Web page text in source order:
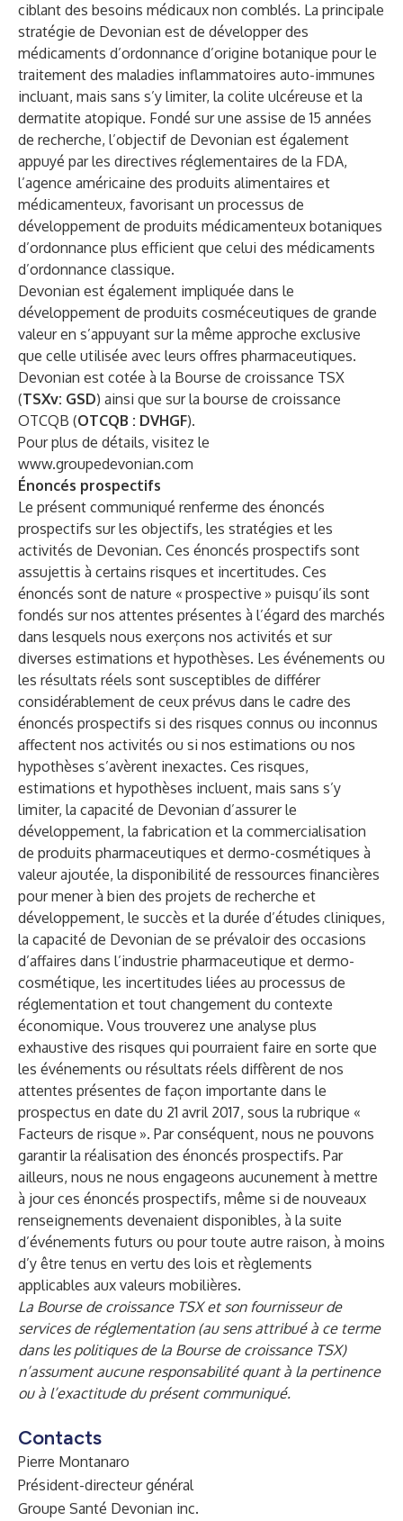
ciblant des besoins médicaux non comblés. La principale
stratégie de Devonian est de développer des
médicaments d’ordonnance d’origine botanique pour le
traitement des maladies inflammatoires auto-immunes
incluant, mais sans s’y limiter, la colite ulcéreuse et la
dermatite atopique. Fondé sur une assise de 15 années
de recherche, l’objectif de Devonian est également
appuyé par les directives réglementaires de la FDA,
l’agence américaine des produits alimentaires et
médicamenteux, favorisant un processus de
développement de produits médicamenteux botaniques
d’ordonnance plus efficient que celui des médicaments
d’ordonnance classique.
Devonian est également impliquée dans le
développement de produits cosméceutiques de grande
valeur en s’appuyant sur la même approche exclusive
que celle utilisée avec leurs offres pharmaceutiques.
Devonian est cotée à la Bourse de croissance TSX
(TSXv: GSD) ainsi que sur la bourse de croissance
OTCQB (OTCQB : DVHGF).
Pour plus de détails, visitez le
www.groupedevonian.com
Énoncés prospectifs
Le présent communiqué renferme des énoncés
prospectifs sur les objectifs, les stratégies et les
activités de Devonian. Ces énoncés prospectifs sont
assujettis à certains risques et incertitudes. Ces
énoncés sont de nature « prospective » puisqu’ils sont
fondés sur nos attentes présentes à l’égard des marchés
dans lesquels nous exerçons nos activités et sur
diverses estimations et hypothèses. Les événements ou
les résultats réels sont susceptibles de différer
considérablement de ceux prévus dans le cadre des
énoncés prospectifs si des risques connus ou inconnus
affectent nos activités ou si nos estimations ou nos
hypothèses s’avèrent inexactes. Ces risques,
estimations et hypothèses incluent, mais sans s’y
limiter, la capacité de Devonian d’assurer le
développement, la fabrication et la commercialisation
de produits pharmaceutiques et dermo-cosmétiques à
valeur ajoutée, la disponibilité de ressources financières
pour mener à bien des projets de recherche et
développement, le succès et la durée d’études cliniques,
la capacité de Devonian de se prévaloir des occasions
d’affaires dans l’industrie pharmaceutique et dermo-
cosmétique, les incertitudes liées au processus de
réglementation et tout changement du contexte
économique. Vous trouverez une analyse plus
exhaustive des risques qui pourraient faire en sorte que
les événements ou résultats réels diffèrent de nos
attentes présentes de façon importante dans le
prospectus en date du 21 avril 2017, sous la rubrique «
Facteurs de risque ». Par conséquent, nous ne pouvons
garantir la réalisation des énoncés prospectifs. Par
ailleurs, nous ne nous engageons aucunement à mettre
à jour ces énoncés prospectifs, même si de nouveaux
renseignements devenaient disponibles, à la suite
d’événements futurs ou pour toute autre raison, à moins
d’y être tenus en vertu des lois et règlements
applicables aux valeurs mobilières.
La Bourse de croissance TSX et son fournisseur de
services de réglementation (au sens attribué à ce terme
dans les politiques de la Bourse de croissance TSX)
n’assument aucune responsabilité quant à la pertinence
ou à l’exactitude du présent communiqué.
Contacts
Pierre Montanaro
Président-directeur général
Groupe Santé Devonian inc.